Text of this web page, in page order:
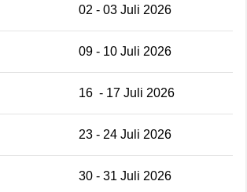
02 - 03 Juli 2026
09 - 10 Juli 2026
16 - 17 Juli 2026
23 - 24 Juli 2026
30 - 31 Juli 2026